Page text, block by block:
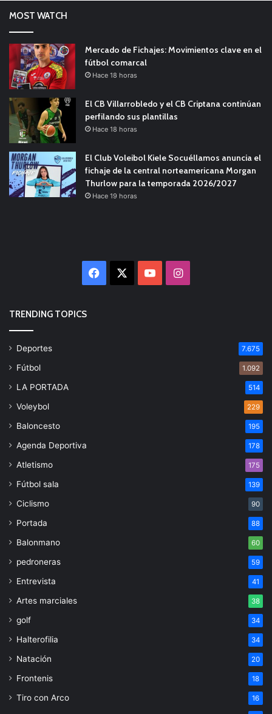
MOST WATCH
Mercado de Fichajes: Movimientos clave en el
fútbol comarcal
Hace 18 horas
El CB Villarrobledo y el CB Criptana continúan
perfilando sus plantillas
Hace 18 horas
El Club Voleibol Kiele Socuéllamos anuncia el
fichaje de la central norteamericana Morgan
Thurlow para la temporada 2026/2027
Hace 19 horas
Facebook YouTubeInstagram
TRENDING TOPICS
Deportes 7.675
Fútbol 1.092
LA PORTADA 514
Voleybol 229
Baloncesto 195
Agenda Deportiva 178
Atletismo 175
Fútbol sala 139
Ciclismo 90
Portada 88
Balonmano 60
pedroneras 59
Entrevista 41
Artes marciales 38
golf 34
Halterofilia 34
Natación 20
Frontenis 18
Tiro con Arco 16